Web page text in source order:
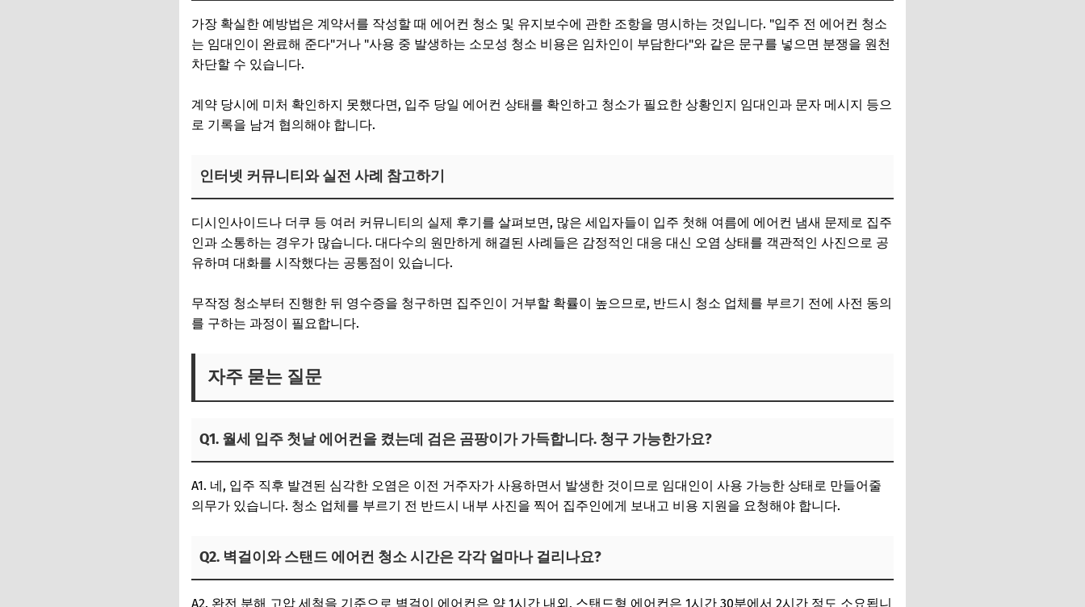
가장 확실한 예방법은 계약서를 작성할 때 에어컨 청소 및 유지보수에 관한 조항을 명시하는 것입니다. "입주 전 에어컨 청소
는 임대인이 완료해 준다"거나 "사용 중 발생하는 소모성 청소 비용은 임차인이 부담한다"와 같은 문구를 넣으면 분쟁을 원천
차단할 수 있습니다.
계약 당시에 미처 확인하지 못했다면, 입주 당일 에어컨 상태를 확인하고 청소가 필요한 상황인지 임대인과 문자 메시지 등으
로 기록을 남겨 협의해야 합니다.
인터넷 커뮤니티와 실전 사례 참고하기
디시인사이드나 더쿠 등 여러 커뮤니티의 실제 후기를 살펴보면, 많은 세입자들이 입주 첫해 여름에 에어컨 냄새 문제로 집주
인과 소통하는 경우가 많습니다. 대다수의 원만하게 해결된 사례들은 감정적인 대응 대신 오염 상태를 객관적인 사진으로 공
유하며 대화를 시작했다는 공통점이 있습니다.
무작정 청소부터 진행한 뒤 영수증을 청구하면 집주인이 거부할 확률이 높으므로, 반드시 청소 업체를 부르기 전에 사전 동의
를 구하는 과정이 필요합니다.
자주 묻는 질문
Q1. 월세 입주 첫날 에어컨을 켰는데 검은 곰팡이가 가득합니다. 청구 가능한가요?
A1. 네, 입주 직후 발견된 심각한 오염은 이전 거주자가 사용하면서 발생한 것이므로 임대인이 사용 가능한 상태로 만들어줄
의무가 있습니다. 청소 업체를 부르기 전 반드시 내부 사진을 찍어 집주인에게 보내고 비용 지원을 요청해야 합니다.
Q2. 벽걸이와 스탠드 에어컨 청소 시간은 각각 얼마나 걸리나요?
A2. 완전 분해 고압 세척을 기준으로 벽걸이 에어컨은 약 1시간 내외, 스탠드형 에어컨은 1시간 30분에서 2시간 정도 소요됩니